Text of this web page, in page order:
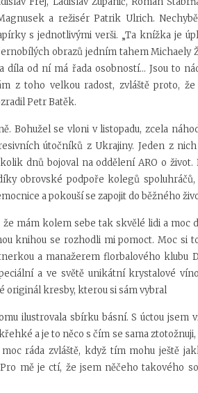
a režisér Patrik Ulrich.
s jednotlivými verši. „Ta knížka je
obrazů jedním tahem Michaely
díla od ní má řada osobností… Jsou to
z toho velkou radost, zvláště proto,
Petr Batěk.
Bohužel se vloni v listopadu, zcela
útočníků z Ukrajiny. Jeden z
dnů bojoval na oddělení ARO o život.
obrovské podpoře kolegů
a pokouší se zapojit do běžného
že mám kolem sebe tak skvělé lidi a moc
knihou se rozhodli mi pomoct. Moc si
a manažerem florbalového klubu
a ve světě unikátní krystalové
originál kresby, kterou si sám vybral
ilustrovala sbírku básní. S úctou jsem
a je to něco s čím se sama ztotožnuji,
ráda zvláště, když tím mohu ještě
mě je ctí, že jsem něčeho takového